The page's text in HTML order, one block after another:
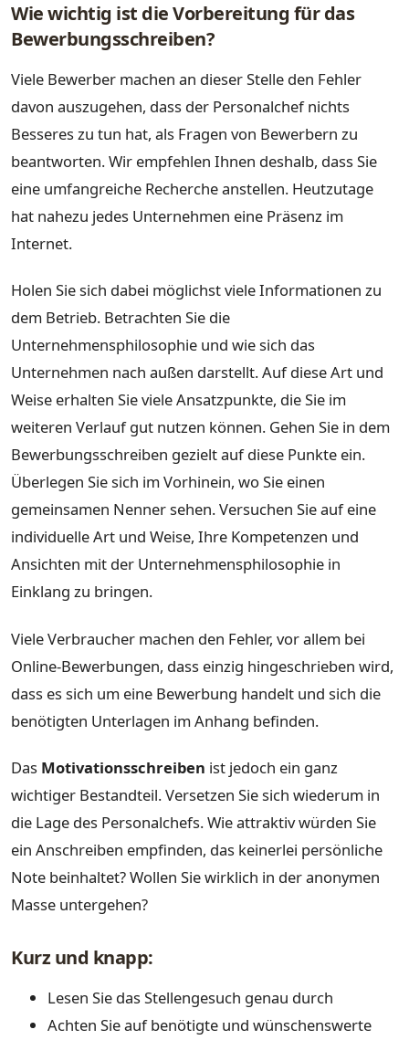
Wie wichtig ist die Vorbereitung für das
Bewerbungsschreiben?
Viele Bewerber machen an dieser Stelle den Fehler
davon auszugehen, dass der Personalchef nichts
Besseres zu tun hat, als Fragen von Bewerbern zu
beantworten. Wir empfehlen Ihnen deshalb, dass Sie
eine umfangreiche Recherche anstellen. Heutzutage
hat nahezu jedes Unternehmen eine Präsenz im
Internet.
Holen Sie sich dabei möglichst viele Informationen zu
dem Betrieb. Betrachten Sie die
Unternehmensphilosophie und wie sich das
Unternehmen nach außen darstellt. Auf diese Art und
Weise erhalten Sie viele Ansatzpunkte, die Sie im
weiteren Verlauf gut nutzen können. Gehen Sie in dem
Bewerbungsschreiben gezielt auf diese Punkte ein.
Überlegen Sie sich im Vorhinein, wo Sie einen
gemeinsamen Nenner sehen. Versuchen Sie auf eine
individuelle Art und Weise, Ihre Kompetenzen und
Ansichten mit der Unternehmensphilosophie in
Einklang zu bringen.
Viele Verbraucher machen den Fehler, vor allem bei
Online-Bewerbungen, dass einzig hingeschrieben wird,
dass es sich um eine Bewerbung handelt und sich die
benötigten Unterlagen im Anhang befinden.
Das Motivationsschreiben ist jedoch ein ganz
wichtiger Bestandteil. Versetzen Sie sich wiederum in
die Lage des Personalchefs. Wie attraktiv würden Sie
ein Anschreiben empfinden, das keinerlei persönliche
Note beinhaltet? Wollen Sie wirklich in der anonymen
Masse untergehen?
Kurz und knapp:
Lesen Sie das Stellengesuch genau durch
Achten Sie auf benötigte und wünschenswerte